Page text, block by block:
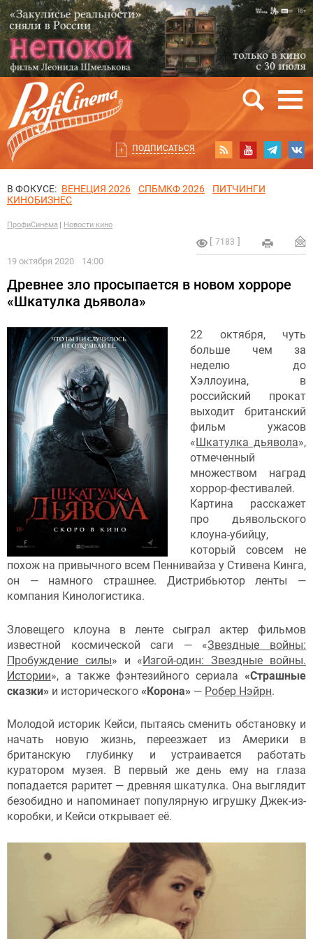
ПОДПИСАТЬСЯ
В ФОКУСЕ: ВЕНЕЦИЯ 2026 СПБМКФ 2026
ПИТЧИНГИ
КИНОБИЗНЕС
ПрофиСинема Новости кино
7183
19 октября 2020 14:00
Древнее зло просыпается в новом хорроре
«Шкатулка дьявола»
22 октября, чуть
больше чем за
неделю до
Хэллоуина, в
российский прокат
выходит британский
фильм ужасов
« Шкатулка дьявола»,
отмеченный
множеством наград
хоррор-фестивалей.
Картина расскажет
про дьявольского
клоуна-убийцу,
который совсем не
похож на привычного всем Пеннивайза у Стивена Кинга,
он — намного страшнее. Дистрибьютор ленты —
компания Кинологистика.
Зловещего клоуна в ленте сыграл актер фильмов
известной космической саги — «Звездные войны:
Пробуждение силы» и «Изгой-один: Звездные войны.
Истории», а также фэнтезийного сериала «Страшные
сказки» и исторического «Корона» — Робер Нэйрн.
Молодой историк Кейси, пытаясь сменить обстановку и
начать новую жизнь, переезжает из Америки в
британскую глубинку и устраивается работать
куратором музея. В первый же день ему на глаза
попадается раритет — древняя шкатулка. Она выглядит
безобидно и напоминает популярную игрушку Джек-из-
коробки, и Кейси открывает её.